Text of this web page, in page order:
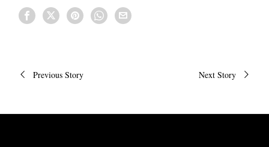
Πλοήγηση
Previous Story Next Story